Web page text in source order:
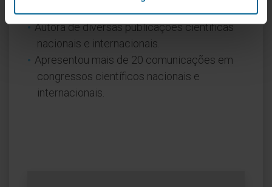
Em pesquisa
Autora de diversas publicações científicas
nacionais e internacionais.
Apresentou mais de 20 comunicações em
congressos científicos nacionais e
internacionais.